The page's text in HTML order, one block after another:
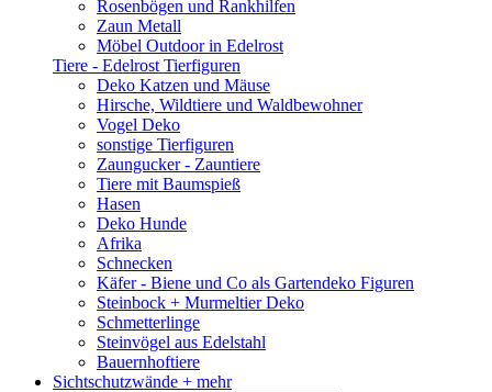
Rosenbögen und Rankhilfen
Zaun Metall
Möbel Outdoor in Edelrost
Tiere - Edelrost Tierfiguren
Deko Katzen und Mäuse
Hirsche, Wildtiere und Waldbewohner
Vogel Deko
sonstige Tierfiguren
Zaungucker - Zauntiere
Tiere mit Baumspieß
Hasen
Deko Hunde
Afrika
Schnecken
Käfer - Biene und Co als Gartendeko Figuren
Steinbock + Murmeltier Deko
Schmetterlinge
Steinvögel aus Edelstahl
Bauernhoftiere
Sichtschutzwände + mehr